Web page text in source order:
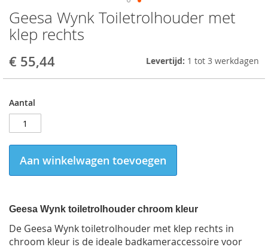
Geesa Wynk Toiletrolhouder met
klep rechts
€ 55,44 Levertijd: 1 tot 3 werkdagen
Aantal
Aan winkelwagen toevoegen
Geesa Wynk toiletrolhouder chroom kleur
De Geesa Wynk toiletrolhouder met klep rechts in
chroom kleur is de ideale badkameraccessoire voor
Skip
to
the
of
gallery